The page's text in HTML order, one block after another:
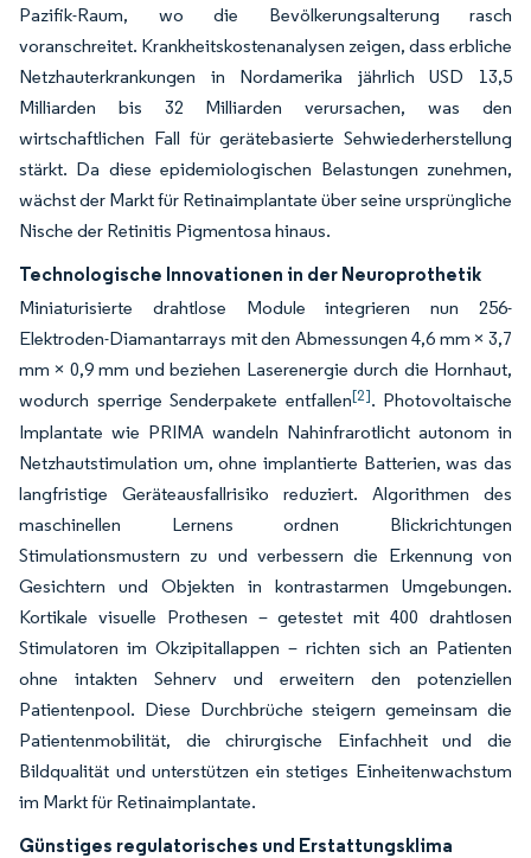
Pazifik-Raum, wo die Bevölkerungsalterung rasch
voranschreitet. Krankheitskostenanalysen zeigen, dass erbliche
Netzhauterkrankungen in Nordamerika jährlich USD 13,5
Milliarden bis 32 Milliarden verursachen, was den
wirtschaftlichen Fall für gerätebasierte Sehwiederherstellung
stärkt. Da diese epidemiologischen Belastungen zunehmen,
wächst der Markt für Retinaimplantate über seine ursprüngliche
Nische der Retinitis Pigmentosa hinaus.
Technologische Innovationen in der Neuroprothetik
Miniaturisierte drahtlose Module integrieren nun 256-
Elektroden-Diamantarrays mit den Abmessungen 4,6 mm × 3,7
mm × 0,9 mm und beziehen Laserenergie durch die Hornhaut,
wodurch sperrige Senderpakete entfallen[2]. Photovoltaische
Implantate wie PRIMA wandeln Nahinfrarotlicht autonom in
Netzhautstimulation um, ohne implantierte Batterien, was das
langfristige Geräteausfallrisiko reduziert. Algorithmen des
maschinellen Lernens ordnen Blickrichtungen
Stimulationsmustern zu und verbessern die Erkennung von
Gesichtern und Objekten in kontrastarmen Umgebungen.
Kortikale visuelle Prothesen – getestet mit 400 drahtlosen
Stimulatoren im Okzipitallappen – richten sich an Patienten
ohne intakten Sehnerv und erweitern den potenziellen
Patientenpool. Diese Durchbrüche steigern gemeinsam die
Patientenmobilität, die chirurgische Einfachheit und die
Bildqualität und unterstützen ein stetiges Einheitenwachstum
im Markt für Retinaimplantate.
Günstiges regulatorisches und Erstattungsklima